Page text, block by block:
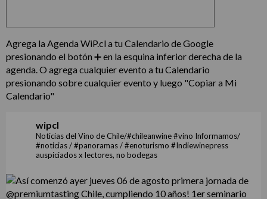
Agrega la Agenda WiP.cl a tu Calendario de Google
presionando el botón ➕ en la esquina inferior derecha de la
agenda. O agrega cualquier evento a tu Calendario
presionando sobre cualquier evento y luego "Copiar a Mi
Calendario"
wipcl
Noticias del Vino de Chile/#chileanwine #vino Informamos/
#noticias / #panoramas / #enoturismo #Indiewinepress
auspiciados x lectores, no bodegas